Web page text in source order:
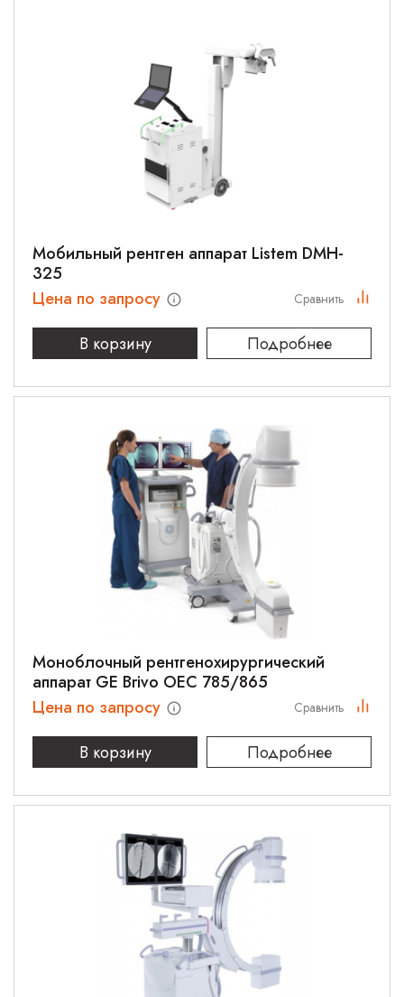
Мобильный рентген аппарат Listem DMH-
325
Цена по запросу
В корзину
Подробнее
Сравнить
Моноблочный рентгенохирургический
аппарат GE Brivo OEC 785/865
Цена по запросу
В корзину
Подробнее
Сравнить